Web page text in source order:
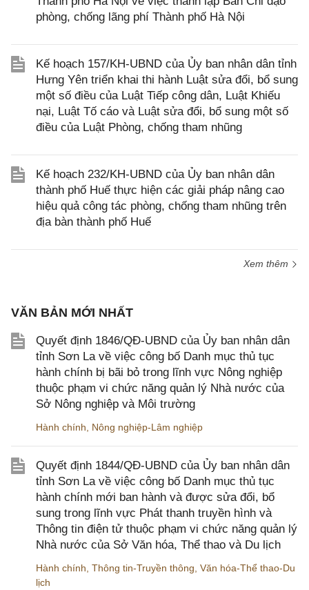
phòng, chống lãng phí Thành phố Hà Nội
Kế hoạch 157/KH-UBND của Ủy ban nhân dân tỉnh
Hưng Yên triển khai thi hành Luật sửa đổi, bổ sung
một số điều của Luật Tiếp công dân, Luật Khiếu
nại, Luật Tố cáo và Luật sửa đổi, bổ sung một số
điều của Luật Phòng, chống tham nhũng
Kế hoạch 232/KH-UBND của Ủy ban nhân dân
thành phố Huế thực hiện các giải pháp nâng cao
hiệu quả công tác phòng, chống tham nhũng trên
địa bàn thành phố Huế
Xem thêm
VĂN BẢN MỚI NHẤT
Quyết định 1846/QĐ-UBND của Ủy ban nhân dân
tỉnh Sơn La về việc công bố Danh mục thủ tục
hành chính bị bãi bỏ trong lĩnh vực Nông nghiệp
thuộc phạm vi chức năng quản lý Nhà nước của
Sở Nông nghiệp và Môi trường
Hành chính Nông nghiệp-Lâm nghiệp
Quyết định 1844/QĐ-UBND của Ủy ban nhân dân
tỉnh Sơn La về việc công bố Danh mục thủ tục
hành chính mới ban hành và được sửa đổi, bổ
sung trong lĩnh vực Phát thanh truyền hình và
Thông tin điện tử thuộc phạm vi chức năng quản lý
Nhà nước của Sở Văn hóa, Thể thao và Du lịch
Hành chính Thông tin-Truyền thông Văn hóa-Thể thao-Du
lịch